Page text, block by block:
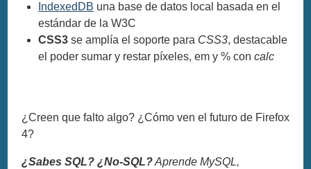
IndexedDB una base de datos local basada en el
estándar de la W3C
CSS3 se amplía el soporte para CSS3, destacable
el poder sumar y restar píxeles, em y % concalc
¿Creen que falto algo? ¿Cómo ven el futuro de Firefox
4?
¿Sabes SQL? ¿No-SQL?Aprende MySQL,